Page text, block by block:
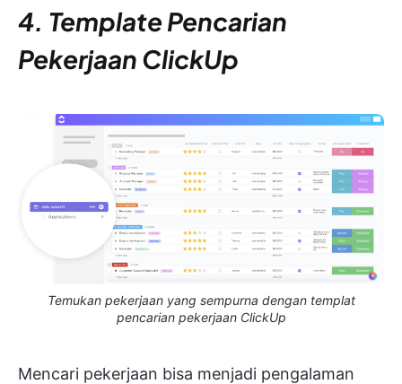
4. Template Pencarian
Pekerjaan ClickUp
Temukan pekerjaan yang sempurna dengan templat
pencarian pekerjaan ClickUp
Mencari pekerjaan bisa menjadi pengalaman